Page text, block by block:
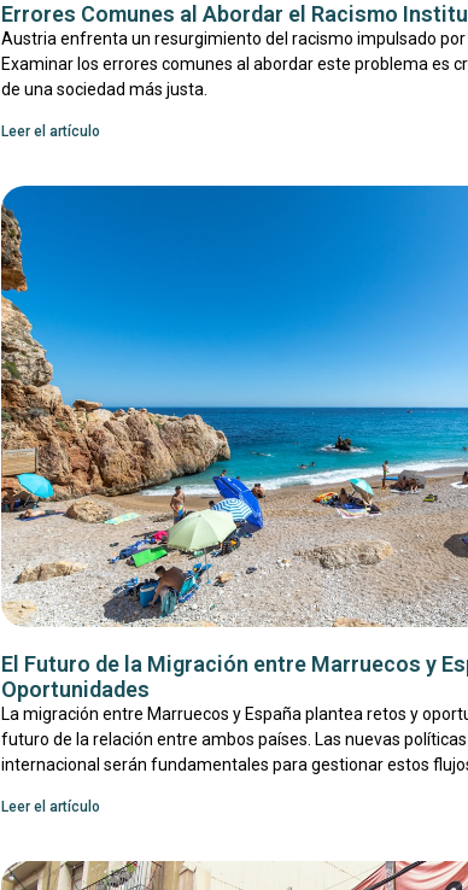
Errores Comunes al Abordar el Racismo
Austria enfrenta un resurgimiento del racismo impulsado por
Examinar los errores comunes al abordar este problema es
de una sociedad más justa.
Leer el artículo
El Futuro de la Migración entre Marruecos y
Oportunidades
La migración entre Marruecos y España plantea retos y
futuro de la relación entre ambos países. Las nuevas
internacional serán fundamentales para gestionar estos
Leer el artículo